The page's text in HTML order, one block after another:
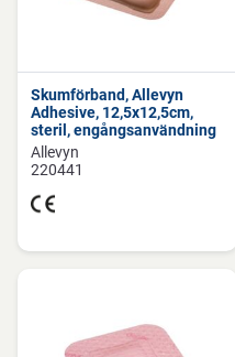
Skumförband, Allevyn
Adhesive, 12,5x12,5cm,
steril, engångsanvändning
Allevyn
220441